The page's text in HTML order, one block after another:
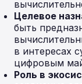
Целевое
быть
в интересах
цифровым
Роль в